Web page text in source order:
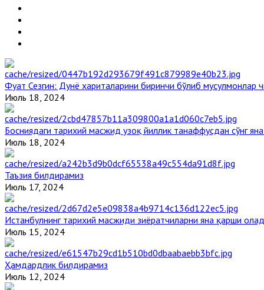
Фуат Сезгин: Дунё хариталарини биринчи бўлиб мусулмонлар
Июль 18, 2024
Босниядаги тарихий масжид узоқ йиллик танаффусдан сўнг
Июль 18, 2024
Таъзия билдирамиз
Июль 17, 2024
Истанбулнинг тарихий масжиди зиёратчиларни яна қарши
Июль 15, 2024
Ҳамдардлик билдирамиз
Июль 12, 2024